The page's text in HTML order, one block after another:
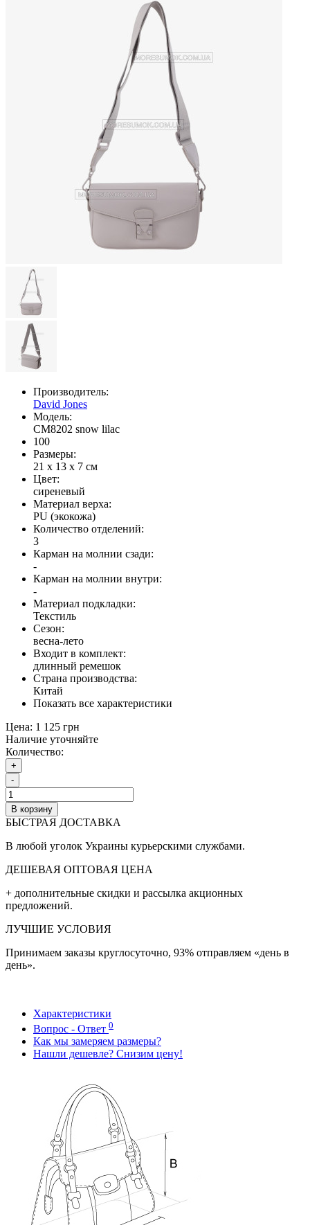
Производитель:
David Jones
Модель:
CM8202 snow lilac
100
Размеры:
21 x 13 x 7 см
Цвет:
сиреневый
Материал верха:
PU (экокожа)
Количество отделений:
3
Карман на молнии сзади:
-
Карман на молнии внутри:
-
Материал подкладки:
Текстиль
Сезон:
весна-лето
Входит в комплект:
длинный ремешок
Страна производства:
Китай
Показать все характеристики
Цена: 1 125 грн
Наличие уточняйте
Количество:
+
-
В корзину
БЫСТРАЯ ДОСТАВКА
В любой уголок Украины курьерскими службами.
ДЕШЕВАЯ ОПТОВАЯ ЦЕНА
+ дополнительные cкидки и рассылка акционных
предложений.
ЛУЧШИЕ УСЛОВИЯ
Принимаем заказы круглосуточно, 93% отправляем «день в
день».
Характеристики
Вопрос - Ответ 0
Как мы замеряем размеры?
Нашли дешевле? Снизим цену!